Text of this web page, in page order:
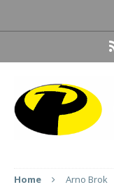
Home Arno Brok